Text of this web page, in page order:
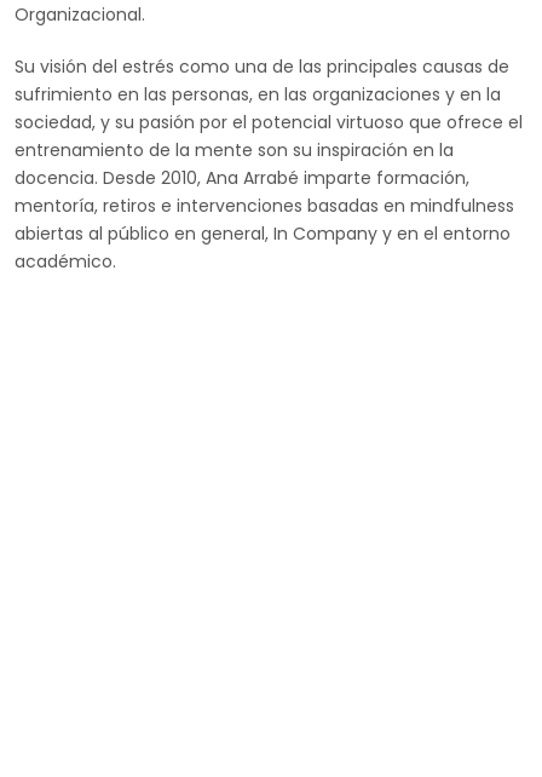
Organizacional.
Su visión del estrés como una de las principales causas de
sufrimiento en las personas, en las organizaciones y en la
sociedad, y su pasión por el potencial virtuoso que ofrece el
entrenamiento de la mente son su inspiración en la
docencia. Desde 2010, Ana Arrabé imparte formación,
mentoría, retiros e intervenciones basadas en mindfulness
abiertas al público en general, In Company y en el entorno
académico.